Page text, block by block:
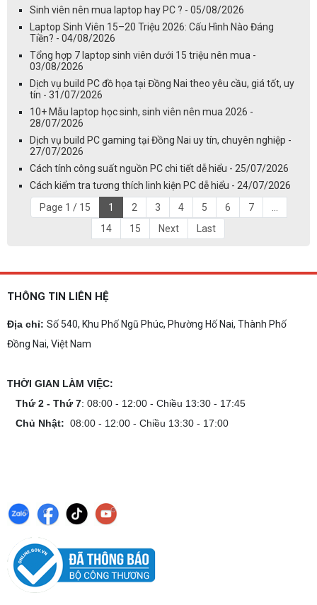
Sinh viên nên mua laptop hay PC ? - 05/08/2026
Laptop Sinh Viên 15–20 Triệu 2026: Cấu Hình Nào Đáng
Tiền? - 04/08/2026
Tổng hợp 7 laptop sinh viên dưới 15 triệu nên mua -
03/08/2026
Dịch vụ build PC đồ họa tại Đồng Nai theo yêu cầu, giá tốt, uy
tín - 31/07/2026
10+ Mẫu laptop học sinh, sinh viên nên mua 2026 -
28/07/2026
Dịch vụ build PC gaming tại Đồng Nai uy tín, chuyên nghiệp -
27/07/2026
Cách tính công suất nguồn PC chi tiết dễ hiểu - 25/07/2026
Cách kiểm tra tương thích linh kiện PC dễ hiểu - 24/07/2026
Page 1 / 15
1 2 3 4 5 6 7
...
14
15 Next Last
THÔNG TIN LIÊN HỆ
Địa chỉ: Số 540, Khu Phố Ngũ Phúc, Phường Hố Nai, Thành Phố
Đồng Nai, Việt Nam
THỜI GIAN LÀM VIỆC:
Thứ 2 - Thứ 7: 08:00 - 12:00 - Chiều 13:30 - 17:45
Chủ Nhật: 08:00 - 12:00 - Chiều 13:30 - 17:00